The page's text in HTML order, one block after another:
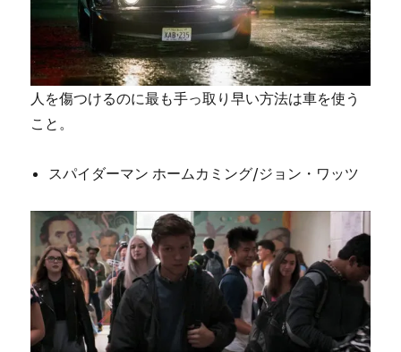
人を傷つけるのに最も手っ取り早い方法は車を使う
こと。
スパイダーマン ホームカミング/ジョン・ワッツ